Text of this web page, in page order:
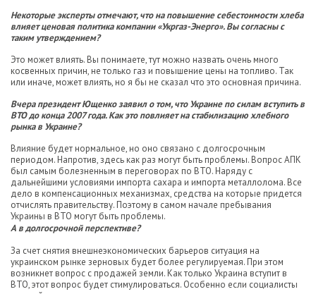
Некоторые эксперты отмечают, что на повышение себестоимости хлеба
влияет ценовая политика компании «Укргаз-Энерго». Вы согласны с
таким утверждением?
Это может влиять. Вы понимаете, тут можно назвать очень много
косвенных причин, не только газ и повышение цены на топливо. Так
или иначе, может влиять, но я бы не сказал что это основная причина.
Вчера президент Ющенко заявил о том, что Украине по силам вступить в
ВТО до конца 2007 года. Как это повлияет на стабилизацию хлебного
рынка в Украине?
Влияние будет нормальное, но оно связано с долгосрочным
периодом. Напротив, здесь как раз могут быть проблемы. Вопрос АПК
был самым болезненным в переговорах по ВТО. Наряду с
дальнейшими условиями импорта сахара и импорта металлолома. Все
дело в компенсационных механизмах, средства на которые придется
отчислять правительству. Поэтому в самом начале пребывания
Украины в ВТО могут быть проблемы.
А в долгосрочной перспективе?
За счет снятия внешнеэкономических барьеров ситуация на
украинском рынке зерновых будет более регулируемая. При этом
возникнет вопрос с продажей земли. Как только Украина вступит в
ВТО, этот вопрос будет стимулироваться. Особенно если социалисты